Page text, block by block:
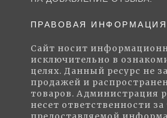
ПРАВОВАЯ ИНФОРМАЦИЯ
Сайт носит
исключительно в
целях. Данный ресурс не
продажей и
товаров. Администрация
несет ответственности за